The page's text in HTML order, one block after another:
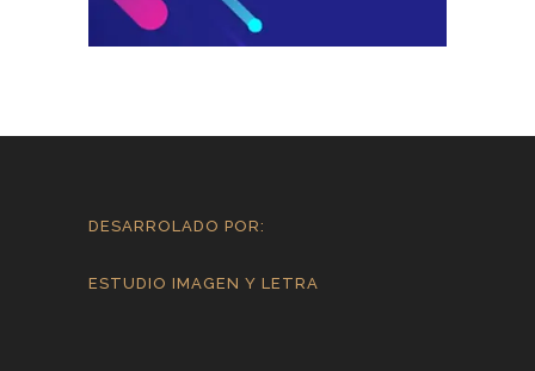
DESARROLADO POR:
ESTUDIO IMAGEN Y LETRA